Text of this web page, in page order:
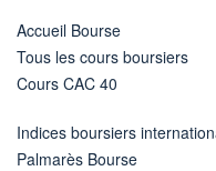
Accueil Bourse
Tous les cours boursiers
Cours CAC 40
Indices boursiers
Palmarès Bourse